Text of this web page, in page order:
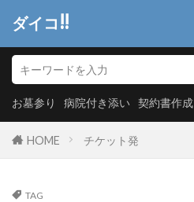
ダイコ!!
お墓参り 病院付き添い 契約書作成
HOME チケット発
TAG